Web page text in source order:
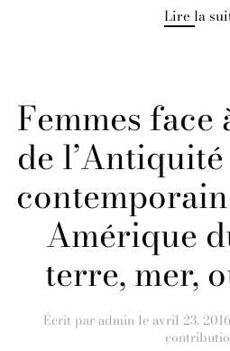
Lire la
Femmes face
de l’Antiquité
Amérique
terre, mer,
Écrit paradmin leavril 23, 2016